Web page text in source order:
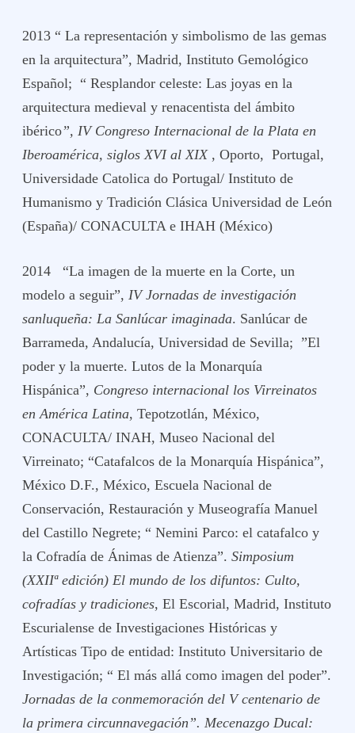
2013 “ La representación y simbolismo de las gemas
en la arquitectura”, Madrid, Instituto Gemológico
Español; “ Resplandor celeste: Las joyas en la
arquitectura medieval y renacentista del ámbito
ibérico”, IV Congreso Internacional de la Plata en
Iberoamérica, siglos XVI al XIX, Oporto, Portugal,
Universidade Catolica do Portugal/ Instituto de
Humanismo y Tradición Clásica Universidad de León
(España)/ CONACULTA e IHAH (México)
2014 “La imagen de la muerte en la Corte, un
modelo a seguir”,IV Jornadas de investigación
sanluqueña: La Sanlúcar imaginada. Sanlúcar de
Barrameda, Andalucía, Universidad de Sevilla; ”El
poder y la muerte. Lutos de la Monarquía
Hispánica”, Congreso internacional los Virreinatos
en América Latina, Tepotzotlán, México,
CONACULTA/ INAH, Museo Nacional del
Virreinato; “Catafalcos de la Monarquía Hispánica”,
México D.F., México, Escuela Nacional de
Conservación, Restauración y Museografía Manuel
del Castillo Negrete; “ Nemini Parco: el catafalco y
la Cofradía de Ánimas de Atienza”.Simposium
(XXIIª edición) El mundo de los difuntos: Culto,
cofradías y tradiciones, El Escorial, Madrid, Instituto
Escurialense de Investigaciones Históricas y
Artísticas Tipo de entidad: Instituto Universitario de
Investigación; “ El más allá como imagen del poder”.
Jornadas de la conmemoración del V centenario de
la primera circunnavegación”. Mecenazgo Ducal: